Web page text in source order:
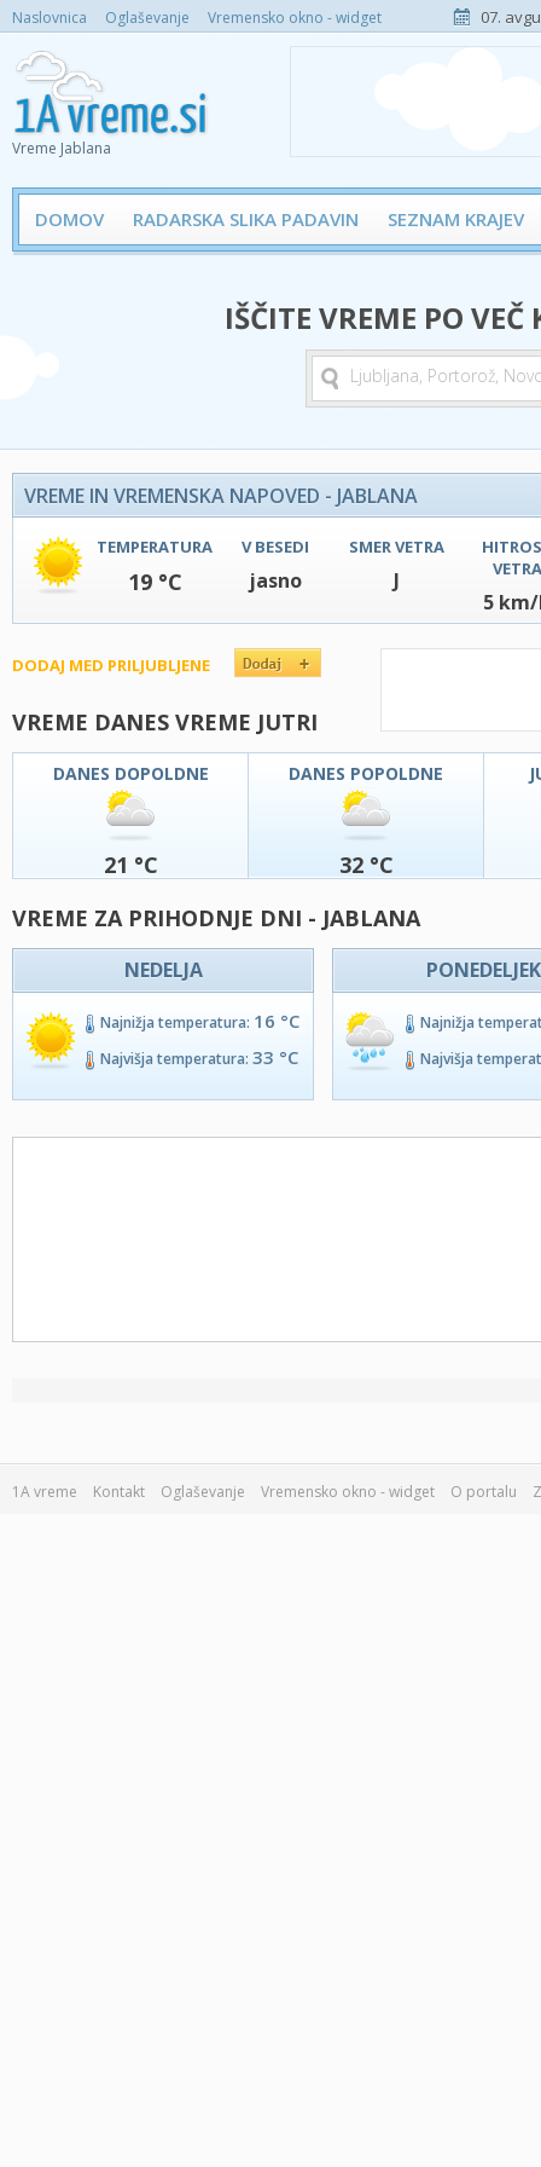
Naslovnica Oglaševanje Vremensko okno - widget 07.
Vreme Jablana
DOMOV RADARSKA SLIKA PADAVIN SEZNAM KRAJEV
IŠČITE VREME PO
VREME IN VREMENSKA NAPOVED - JABLANA
TEMPERATURA
19 °C
V BESEDI
jasno
SMER VETRA
J
VETRA
5
DODAJ MED PRILJUBLJENE
VREME DANES VREME JUTRI
DANES DOPOLDNE
21 °C
DANES POPOLDNE
32 °C
VREME ZA PRIHODNJE DNI - JABLANA
NEDELJA
Najnižja temperatura: 16 °C
Najvišja temperatura: 33 °C
PONEDELJEK
Najnižja
Najvišja
1A vreme Kontakt Oglaševanje Vremensko okno - widget O portalu